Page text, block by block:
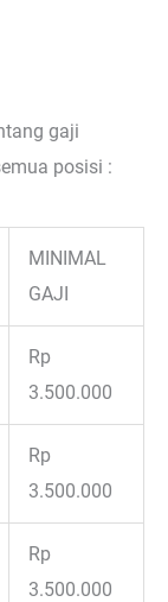
gaji
posisi :
MINIMAL
GAJI
Rp
3.500.000
Rp
3.500.000
Rp
3.500.000